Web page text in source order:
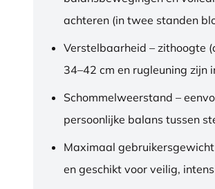
achteren (in twee standen
Verstelbaarheid – zithoogte
34–42 cm en rugleuning zijn
Schommelweerstand –
persoonlijke balans tussen
Maximaal
en geschikt voor veilig,